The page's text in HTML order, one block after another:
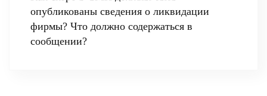
опубликованы сведения о ликвидации
фирмы? Что должно содержаться в
сообщении?